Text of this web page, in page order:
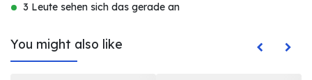
3 Leute sehen sich das gerade an
You might also like